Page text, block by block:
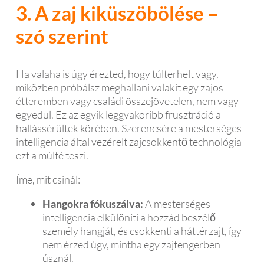
3. A zaj kiküszöbölése –
szó szerint
Ha valaha is úgy érezted, hogy túlterhelt vagy,
miközben próbálsz meghallani valakit egy zajos
étteremben vagy családi összejövetelen, nem vagy
egyedül. Ez az egyik leggyakoribb frusztráció a
hallássérültek körében. Szerencsére a mesterséges
intelligencia által vezérelt zajcsökkentő technológia
ezt a múlté teszi.
Íme, mit csinál:
Hangokra fókuszálva:A mesterséges
intelligencia elkülöníti a hozzád beszélő
személy hangját, és csökkenti a háttérzajt, így
nem érzed úgy, mintha egy zajtengerben
úsznál.